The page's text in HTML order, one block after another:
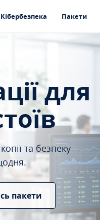
Кібербезпека Пакети
для
та безпеку
пакети